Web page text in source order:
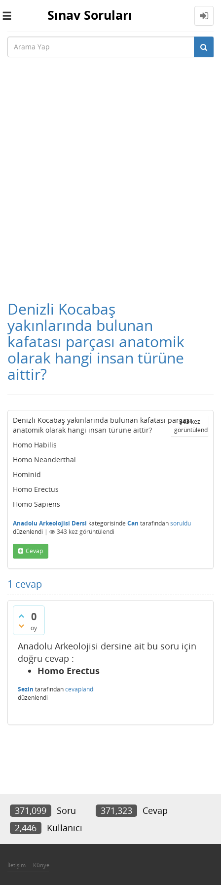
Toggle
Sınav Soruları
Denizli Kocabaş
yakınlarında bulunan
kafatası parçası anatomik
olarak hangi insan türüne
aittir?
343kez
görüntülendi
Denizli Kocabaş yakınlarında bulunan kafatası parçası
anatomik olarak hangi insan türüne aittir?
Homo Habilis
Homo Neanderthal
Hominid
Homo Erectus
Homo Sapiens
Anadolu Arkeolojisi Dersi kategorisinde Can tarafındansoruldu
düzenlendi | 343 kez görüntülendi
Cevap
1 cevap
0
oy
Anadolu Arkeolojisi dersine ait bu soru için
doğru cevap :
Homo Erectus
Sezin tarafındancevaplandı
düzenlendi
371,099 Soru 371,323
Cevap
2,446
Kullanıcı
İletişim Künye